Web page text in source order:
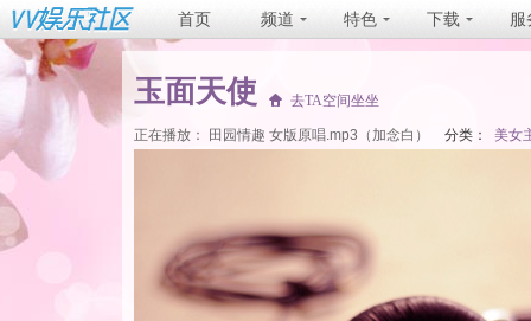
首页 频道 特色 下载 服
玉面天使 去TA空间坐坐
正在播放： 田园情趣 女版原唱.mp3（加念白） 分类： 美女